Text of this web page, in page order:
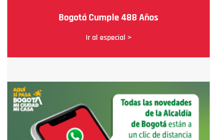
Bogotá Cumple 488 Años
Ir al especial >